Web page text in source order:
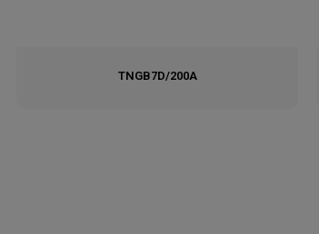
TNGB7D/200A